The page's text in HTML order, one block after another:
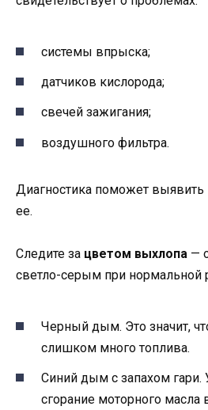
системы впрыска;
датчиков кислорода;
свечей зажигания;
воздушного фильтра.
Диагностика поможет выявить
ее.
Следите за цветом выхлопа —
светло-серым при нормальной
Черный дым. Это значит,
слишком много топлива.
Синий дым с запахом гари.
сгорание моторного масла